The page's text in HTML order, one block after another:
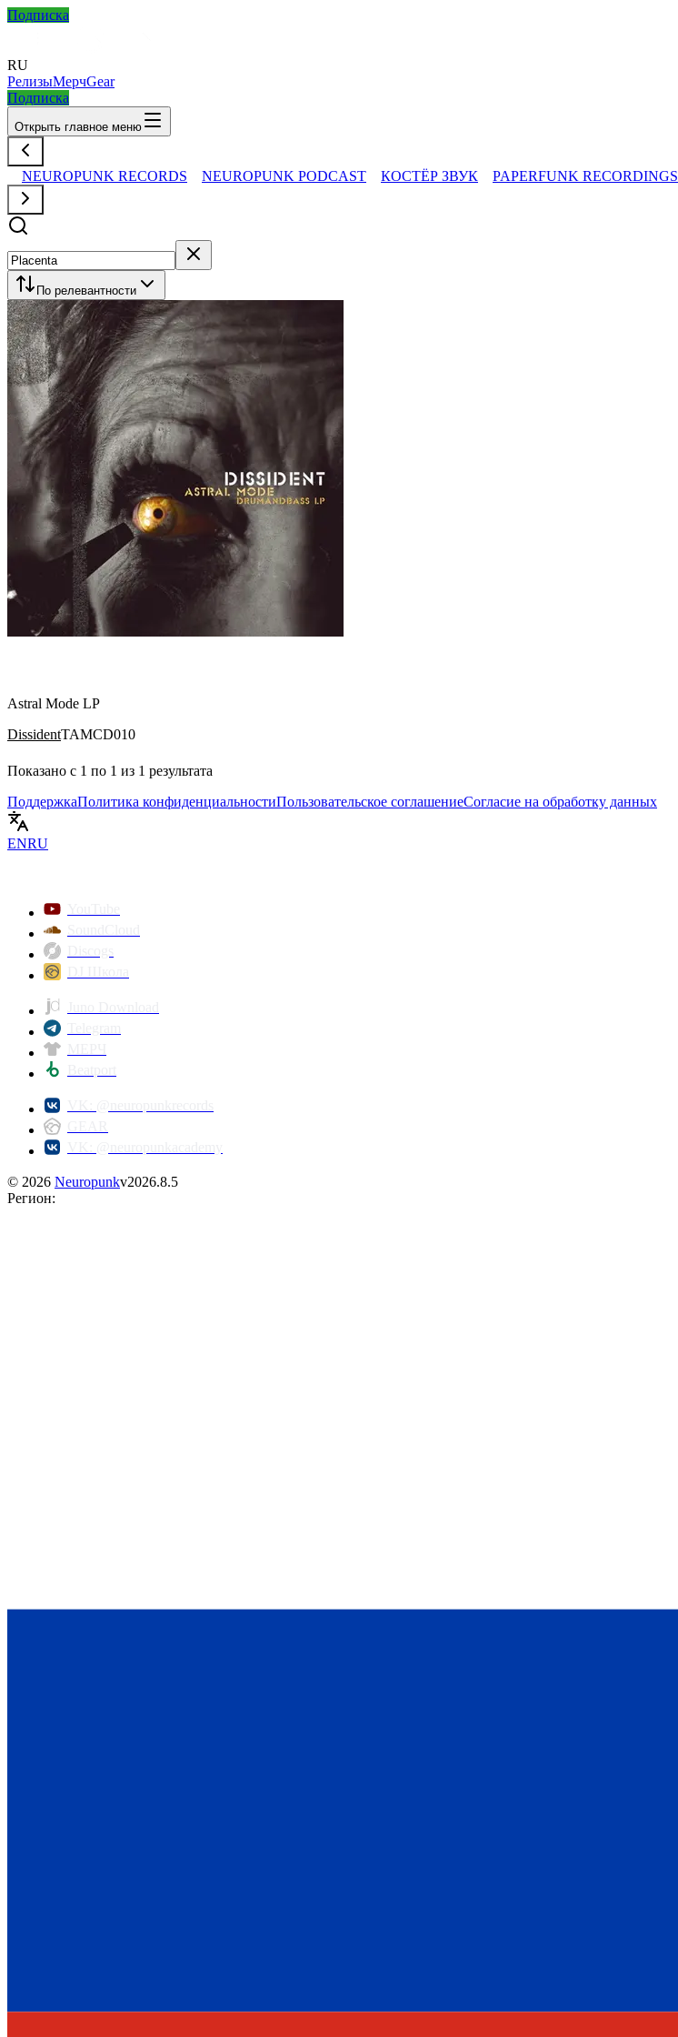
Подписка
RU
РелизыМерчGear
Подписка
Открыть главное меню
NEUROPUNK RECORDS NEUROPUNK PODCAST КОСТЁР ЗВУК PAPERFUNK RECORDINGS
По релевантности
Astral Mode LP
DissidentTAMCD010
Показано с 1 по 1 из 1 результата
ПоддержкаПолитика конфиденциальностиПользовательское соглашениеСогласие на обработку данных
ENRU
© 2026 Neuropunkv2026.8.5
Регион: